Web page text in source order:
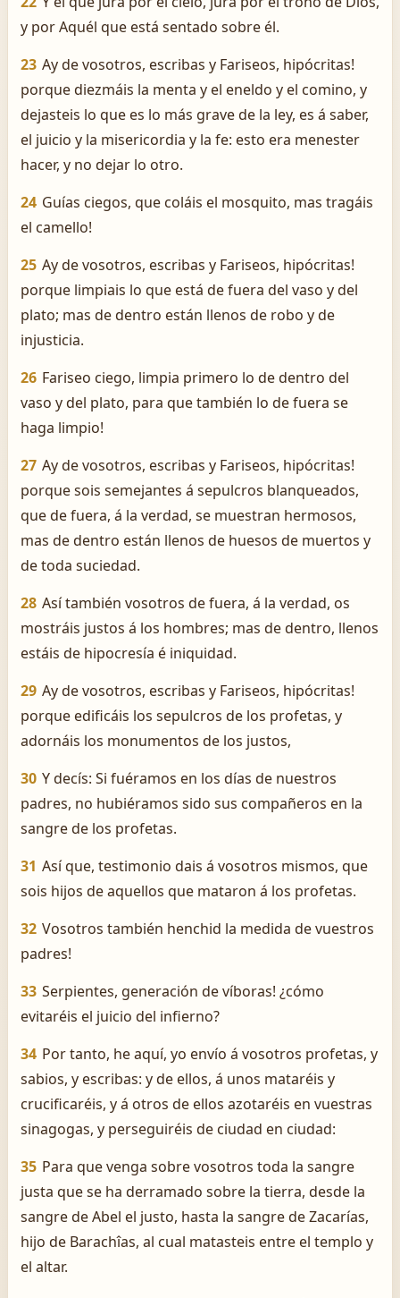
y por Aquél que está sentado sobre él.
23 Ay de vosotros, escribas y Fariseos, hipócritas!
porque diezmáis la menta y el eneldo y el comino, y
dejasteis lo que es lo más grave de la ley, es á saber,
el juicio y la misericordia y la fe: esto era menester
hacer, y no dejar lo otro.
24 Guías ciegos, que coláis el mosquito, mas tragáis
el camello!
25 Ay de vosotros, escribas y Fariseos, hipócritas!
porque limpiais lo que está de fuera del vaso y del
plato; mas de dentro están llenos de robo y de
injusticia.
26 Fariseo ciego, limpia primero lo de dentro del
vaso y del plato, para que también lo de fuera se
haga limpio!
27 Ay de vosotros, escribas y Fariseos, hipócritas!
porque sois semejantes á sepulcros blanqueados,
que de fuera, á la verdad, se muestran hermosos,
mas de dentro están llenos de huesos de muertos y
de toda suciedad.
28 Así también vosotros de fuera, á la verdad, os
mostráis justos á los hombres; mas de dentro, llenos
estáis de hipocresía é iniquidad.
29 Ay de vosotros, escribas y Fariseos, hipócritas!
porque edificáis los sepulcros de los profetas, y
adornáis los monumentos de los justos,
30 Y decís: Si fuéramos en los días de nuestros
padres, no hubiéramos sido sus compañeros en la
sangre de los profetas.
31 Así que, testimonio dais á vosotros mismos, que
sois hijos de aquellos que mataron á los profetas.
32 Vosotros también henchid la medida de vuestros
padres!
33 Serpientes, generación de víboras! ¿cómo
evitaréis el juicio del infierno?
34 Por tanto, he aquí, yo envío á vosotros profetas, y
sabios, y escribas: y de ellos, á unos mataréis y
crucificaréis, y á otros de ellos azotaréis en vuestras
sinagogas, y perseguiréis de ciudad en ciudad:
35 Para que venga sobre vosotros toda la sangre
justa que se ha derramado sobre la tierra, desde la
sangre de Abel el justo, hasta la sangre de Zacarías,
hijo de Barachîas, al cual matasteis entre el templo y
el altar.